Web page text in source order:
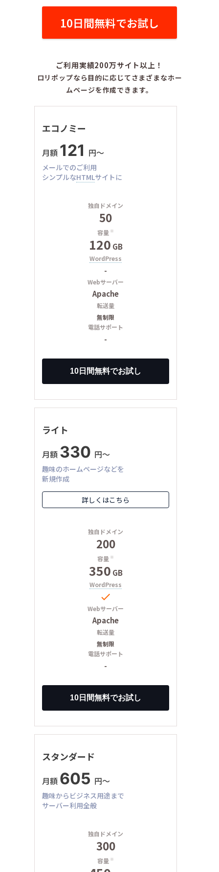
10日間無料でお試し
ご利用実績200万サイト以上！
ロリポップなら目的に応じてさまざまなホー
ムページを作成できます。
エコノミー
月額 121 円〜
メールでのご利用
シンプルなHTMLサイトに
独自ドメイン
50
容量 ※
120 GB
WordPress
-
Webサーバー
Apache
転送量
無制限
電話サポート
-
ライト
月額 330 円〜
趣味のホームページなどを
新規作成
詳しくはこちら
独自ドメイン
200
容量 ※
350 GB
WordPress

Webサーバー
Apache
転送量
無制限
電話サポート
-
スタンダード
月額 605 円〜
趣味からビジネス用途まで
サーバー利用全般
独自ドメイン
300
容量 ※